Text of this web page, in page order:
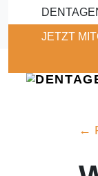
Skip to main
JETZT
←